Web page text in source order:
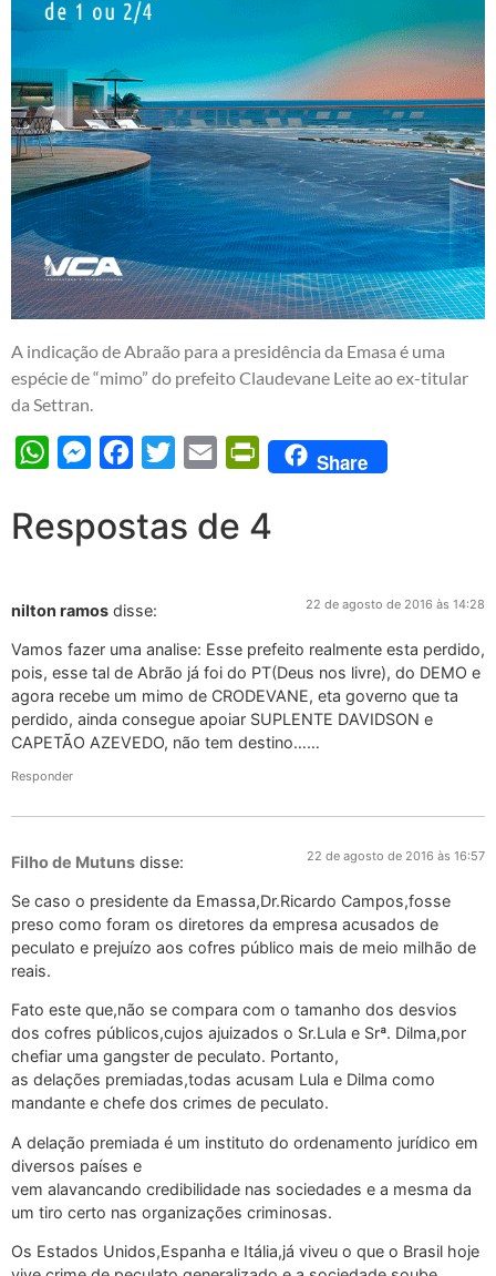
A indicação de Abraão para a presidência da Emasa é uma
espécie de “mimo” do prefeito Claudevane Leite ao ex-titular
da Settran.
WhatsAppMessengerFacebook
Twitter Email PrintFriendly
Share
Respostas de 4
nilton ramos disse: 22 de agosto de 2016 às 14:28
Vamos fazer uma analise: Esse prefeito realmente esta perdido,
pois, esse tal de Abrão já foi do PT(Deus nos livre), do DEMO e
agora recebe um mimo de CRODEVANE, eta governo que ta
perdido, ainda consegue apoiar SUPLENTE DAVIDSON e
CAPETÃO AZEVEDO, não tem destino……
Responder
Filho de Mutuns disse: 22 de agosto de 2016 às 16:57
Se caso o presidente da Emassa,Dr.Ricardo Campos,fosse
preso como foram os diretores da empresa acusados de
peculato e prejuízo aos cofres público mais de meio milhão de
reais.
Fato este que,não se compara com o tamanho dos desvios
dos cofres públicos,cujos ajuizados o Sr.Lula e Srª. Dilma,por
chefiar uma gangster de peculato. Portanto,
as delações premiadas,todas acusam Lula e Dilma como
mandante e chefe dos crimes de peculato.
A delação premiada é um instituto do ordenamento jurídico em
diversos países e
vem alavancando credibilidade nas sociedades e a mesma da
um tiro certo nas organizações criminosas.
Os Estados Unidos,Espanha e Itália,já viveu o que o Brasil hoje